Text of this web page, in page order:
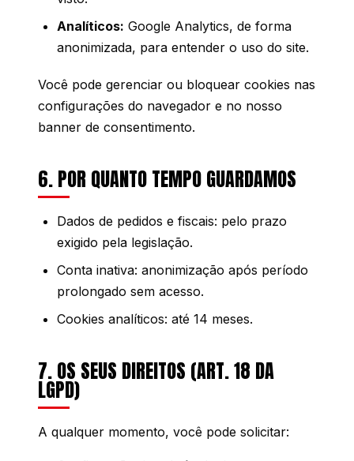
Analíticos: Google Analytics, de forma
anonimizada, para entender o uso do site.
Você pode gerenciar ou bloquear cookies nas
configurações do navegador e no nosso
banner de consentimento.
6. POR QUANTO TEMPO GUARDAMOS
Dados de pedidos e fiscais: pelo prazo
exigido pela legislação.
Conta inativa: anonimização após período
prolongado sem acesso.
Cookies analíticos: até 14 meses.
7. OS SEUS DIREITOS (ART. 18 DA
LGPD)
A qualquer momento, você pode solicitar: